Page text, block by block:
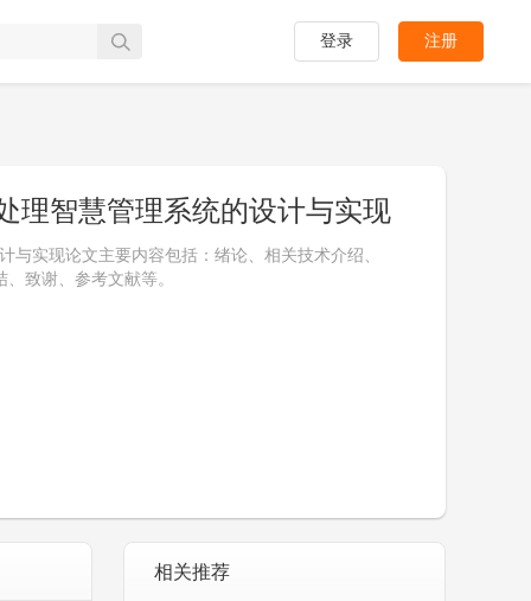
登录 注册
理智慧管理系统的设计与实现
与实现论文主要内容包括：绪论、相关技术介绍、
致谢、参考文献等。
相关推荐